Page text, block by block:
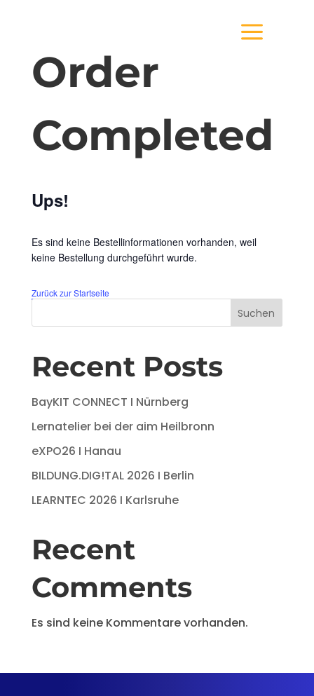
a
Order
Completed
Ups!
Es sind keine Bestellinformationen vorhanden, weil
keine Bestellung durchgeführt wurde.
Zurück zur Startseite
Suchen
Recent Posts
BayKIT CONNECT I Nürnberg
Lernatelier bei der aim Heilbronn
eXPO26 I Hanau
BILDUNG.DIG!TAL 2026 I Berlin
LEARNTEC 2026 I Karlsruhe
Recent
Comments
Es sind keine Kommentare vorhanden.